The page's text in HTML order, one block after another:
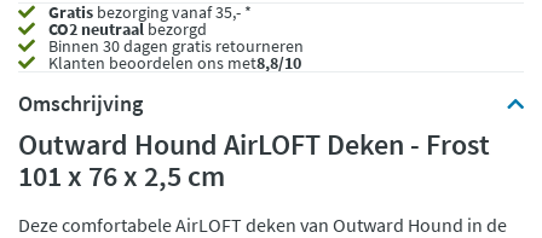
Gratis bezorging vanaf 35,- *
CO2 neutraalbezorgd
Binnen 30 dagen gratis retourneren
Klanten beoordelen ons met8,8/10
Omschrijving
Outward Hound AirLOFT Deken - Frost
101 x 76 x 2,5 cm
Deze comfortabele AirLOFT deken van Outward Hound in de